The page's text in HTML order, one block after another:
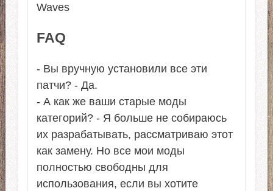
Waves
FAQ
- Вы вручную установили все эти
патчи? - Да.
- А как же ваши старые моды
категорий? - Я больше не собираюсь
их разрабатывать, рассматриваю этот
как замену. Но все мои моды
полностью свободны для
использования, если вы хотите